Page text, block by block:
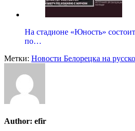
На стадионе «Юность»
по…
Метки: Новости Белорецка на
Author: efir